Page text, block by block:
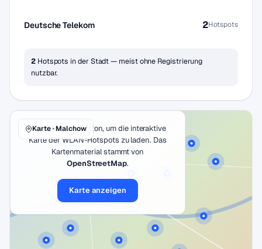
Deutsche Telekom 2Hotspots
2Hotspots in der Stadt — meist ohne Registrierung
nutzbar.
Klicke auf den Button, um die interaktive
Karte der WLAN-Hotspots zu laden. Das
Kartenmaterial stammt von
OpenStreetMap.
Karte anzeigen
Karte · Malchow